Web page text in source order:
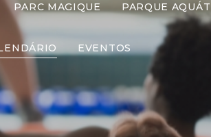
PARC MAGIQUE PARQUE
EVENTOS